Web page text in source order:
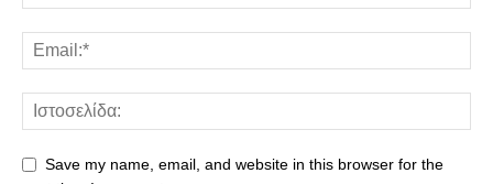
Save my name, email, and website in this browser for the